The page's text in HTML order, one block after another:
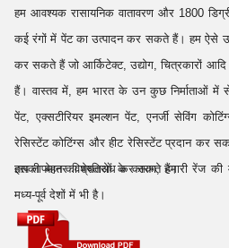
हम आवश्यक रासायनिक वातावरण और 1800
कई रंगों में पेंट का उत्पादन कर सकते हैं। हम ऐसे
कर सकते हैं जो आर्किटेक्ट, उद्योग, चित्रकारों
हैं। वास्तव में, हम भारत के उन कुछ निर्माताओं में
पेंट, एक्सटीरियर इमल्शन पेंट, एनर्जी सेविंग
रेसिस्टेंट कोटिंग्स और हीट रेसिस्टेंट प्रदान
ताप तापमान का प्रतिरोध कर सकते हैं।
इसकी बेहतर विशेषताओं के कारण, हमारी रेंज
मध्य-पूर्व देशों में भी है।